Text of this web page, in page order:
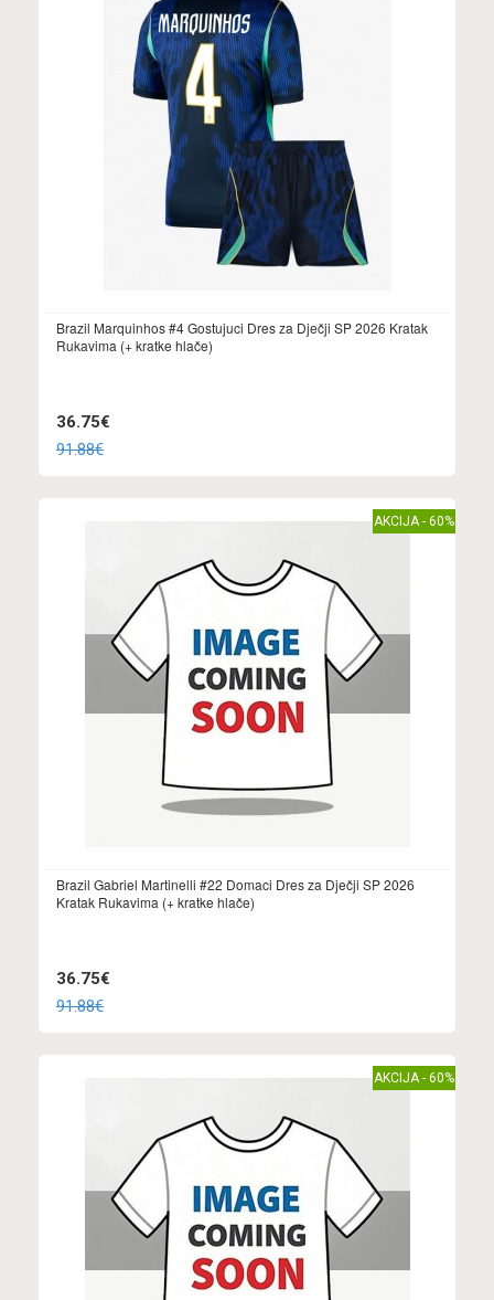
Brazil Marquinhos #4 Gostujuci Dres za Dječji SP 2026 Kratak
Rukavima (+ kratke hlače)
36.75€
91.88€
AKCIJA - 60%
Brazil Gabriel Martinelli #22 Domaci Dres za Dječji SP 2026
Kratak Rukavima (+ kratke hlače)
36.75€
91.88€
AKCIJA - 60%